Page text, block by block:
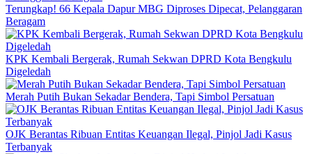
Terungkap! 66 Kepala Dapur MBG Diproses Dipecat, Pelanggaran
Beragam
KPK Kembali Bergerak, Rumah Sekwan DPRD Kota Bengkulu
Digeledah
Merah Putih Bukan Sekadar Bendera, Tapi Simbol Persatuan
OJK Berantas Ribuan Entitas Keuangan Ilegal, Pinjol Jadi Kasus
Terbanyak